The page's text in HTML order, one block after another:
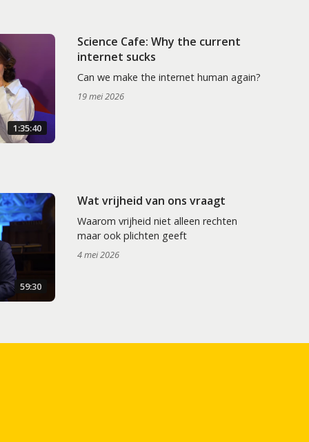
1:35:40
Science Cafe: Why the current
internet sucks
Can we make the internet human again?
19 mei 2026
59:30
Wat vrijheid van ons vraagt
Waarom vrijheid niet alleen rechten
maar ook plichten geeft
4 mei 2026